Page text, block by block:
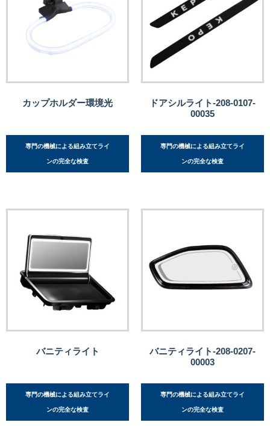
カップホルダー環境光
専門の機械による組み立てライ
ンの完全な検査
ドアシルライト-208-0107-
00035
専門の機械による組み立てライ
ンの完全な検査
バニティライト
専門の機械による組み立てライ
ンの完全な検査
バニティライト-208-0207-
00003
専門の機械による組み立てライ
ンの完全な検査